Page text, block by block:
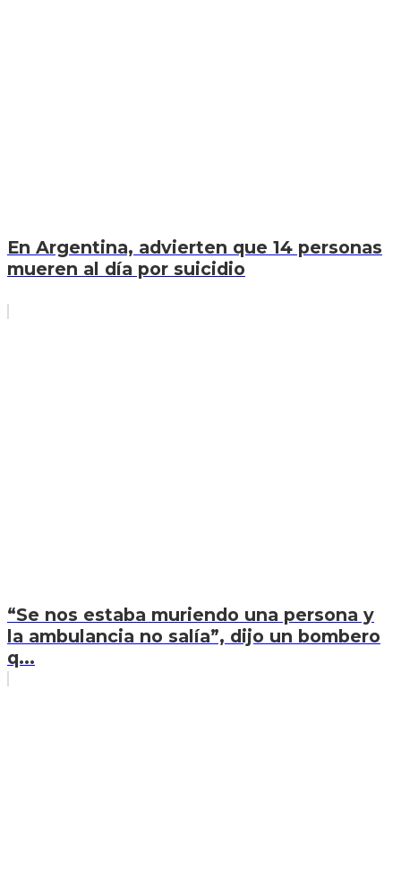
En Argentina, advierten que 14 personas
mueren al día por suicidio
“Se nos estaba muriendo una persona y
la ambulancia no salía”, dijo un bombero
q...